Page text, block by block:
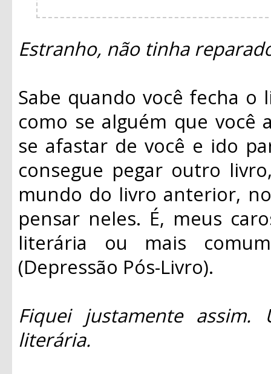
Estranho, não tinha
Sabe quando você fecha
como se alguém que você
se afastar de você e ido
consegue pegar outro
mundo do livro anterior,
pensar neles. É, meus
literária ou mais
(Depressão Pós-Livro).
Fiquei justamente
literária.